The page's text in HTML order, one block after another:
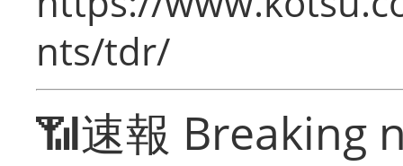
nts/tdr/
📶速報 Breaking